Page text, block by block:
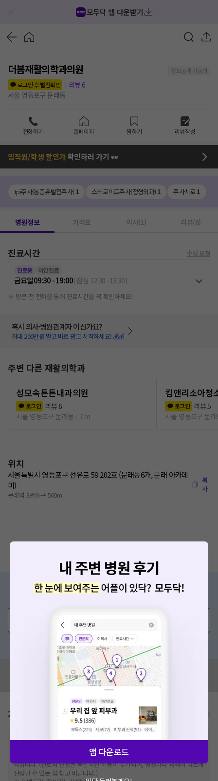
모두닥 앱 다운받기
더봄재활의학과의원
정보공개 미동의
로그인 후 별점확인
리뷰 6
서울 영등포구 문래동
전화하기 홈페이지 찜하기 리뷰작성
임직원/학생 할인가확인하러 가기 👀
tpi주사(통증유발점주사) 1 스테로이드주사(정형외과) 1 주사치료1
병원정보 가격표 의사(1) 리뷰(6)
진료시간 수정 요청
진료중 야간진료
금요일09:30 - 19:00(점심 12:30-13:30)
※ 방문 전 전화를 통해 진료시간을 꼭 확인하세요!
혹시 의사·병원관계자 이신가요?
최대 200만원 받고 바로 광고 시작하세요! 💰💰
주변 다른 재활의학과
성모속튼튼내과의원
로그인 리뷰 6
서울 영등포구 문래동
7m
킴앤리소아청
로그인 리뷰5
서울 영등포구 문
위치
서울특별시 영등포구 선유로 59 202호 (문래동6가, 문래 아카데
미)
문래역 3번출구 560m
복
사
증상/치료, 궁금한 점이 있나요?
💬 무엇이든 물어보세요
혹은, 의료상담 서비스에 다양한 게시글 보러가기
혹시 잘못된 병원정보가 있나요?
모두닥 팀에 알려주세요!
가격표 비급여/급여 진료란?
※비급여 항목의 경우,추가비용 등으로 실제 가격과 상이할 수 있으니, 정확
한 가격은 해당 의료기관에 직접 문의해주세요.
건강보험심사평가원에 고지되어 있는 급여 진료 기준 가
격입니다. (진료와 연관된 복합적인 비용이 추가되어, 병원마다 금액이 다르게
산정될 수 있는 점 참고 바랍니다.)
앱 다운로드